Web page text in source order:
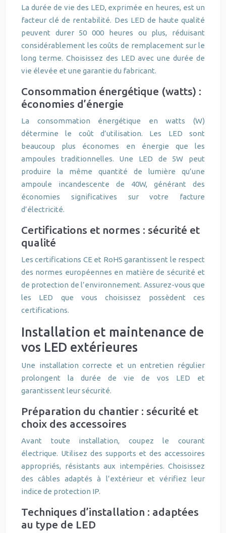
La durée de vie des LED, exprimée en heures, est un
facteur clé de rentabilité. Des LED de haute qualité
peuvent durer 50 000 heures ou plus, réduisant
considérablement les coûts de remplacement sur le
long terme. Choisissez des LED avec une durée de
vie élevée et une garantie du fabricant.
Consommation énergétique (watts) :
économies d’énergie
La consommation énergétique en watts (W)
détermine le coût d’utilisation. Les LED sont
beaucoup plus économes en énergie que les
ampoules traditionnelles. Une LED de 5W peut
produire la même quantité de lumière qu’une
ampoule incandescente de 40W, générant des
économies significatives sur votre facture
d’électricité.
Certifications et normes : sécurité et
qualité
Les certifications CE et RoHS garantissent le respect
des normes européennes en matière de sécurité et
de protection de l’environnement. Assurez-vous que
les LED que vous choisissez possèdent ces
certifications.
Installation et maintenance de
vos LED extérieures
Une installation correcte et un entretien régulier
prolongent la durée de vie de vos LED et
garantissent leur sécurité.
Préparation du chantier : sécurité et
choix des accessoires
Avant toute installation, coupez le courant
électrique. Utilisez des supports et des accessoires
appropriés, résistants aux intempéries. Choisissez
des câbles adaptés à l’extérieur et vérifiez leur
indice de protection IP.
Techniques d’installation : adaptées
au type de LED